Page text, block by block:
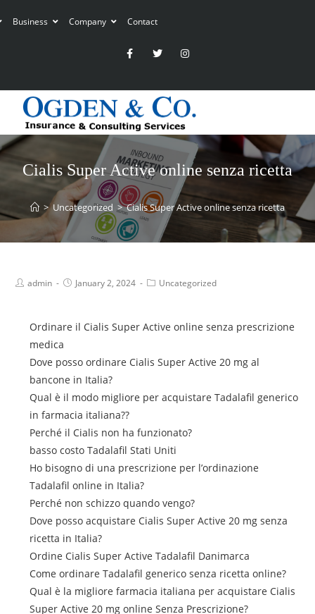
Business Company Contact
Cialis Super Active online senza ricetta
> Uncategorized > Cialis Super Active online senza ricetta
admin January 2, 2024 Uncategorized
Ordinare il Cialis Super Active online senza prescrizione
medica
Dove posso ordinare Cialis Super Active 20 mg al
bancone in Italia?
Qual è il modo migliore per acquistare Tadalafil generico
in farmacia italiana??
Perché il Cialis non ha funzionato?
basso costo Tadalafil Stati Uniti
Ho bisogno di una prescrizione per l’ordinazione
Tadalafil online in Italia?
Perché non schizzo quando vengo?
Dove posso acquistare Cialis Super Active 20 mg senza
ricetta in Italia?
Ordine Cialis Super Active Tadalafil Danimarca
Come ordinare Tadalafil generico senza ricetta online?
Qual è la migliore farmacia italiana per acquistare Cialis
Super Active 20 mg online Senza Prescrizione?